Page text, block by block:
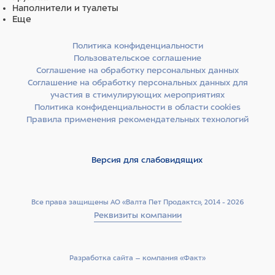
99,6%, консервированный с помощью натуральных
антиоксидантов.
Наполнители и туалеты
Еще
Все права защищены АО «Валта Пет Продактс», 2014 - 2026
Реквизиты компании
Политика конфиденциальности
Пользовательское соглашение
Соглашение на обработку персональных данных
Соглашение на обработку персональных данных для
участия в стимулирующих мероприятиях
Политика конфиденциальности в области cookies
Правила применения рекомендательных технологий
Версия для слабовидящих
Разработка сайта –­ компания «Факт»